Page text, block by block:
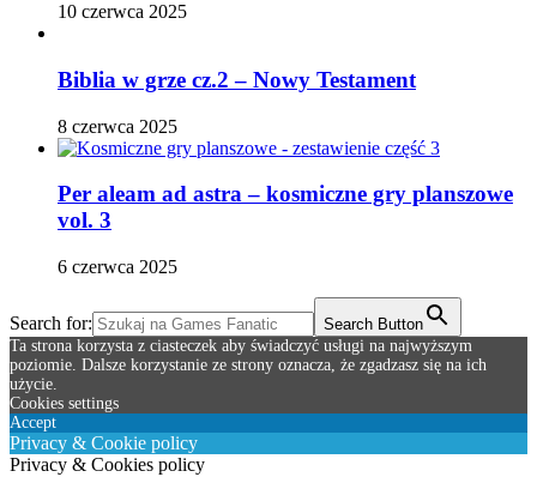
10 czerwca 2025
Biblia w grze cz.2 – Nowy Testament
8 czerwca 2025
Per aleam ad astra – kosmiczne gry planszowe
vol. 3
6 czerwca 2025
Search for:
Search Button
Ta strona korzysta z ciasteczek aby świadczyć usługi na najwyższym
poziomie. Dalsze korzystanie ze strony oznacza, że zgadzasz się na ich
użycie.
Cookies settings
Accept
Privacy & Cookie policy
Privacy & Cookies policy